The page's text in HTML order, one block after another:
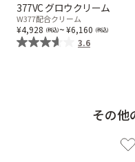
377VC グロウクリーム
W377配合クリーム
4,928 ~ 6,160
3.6
その他